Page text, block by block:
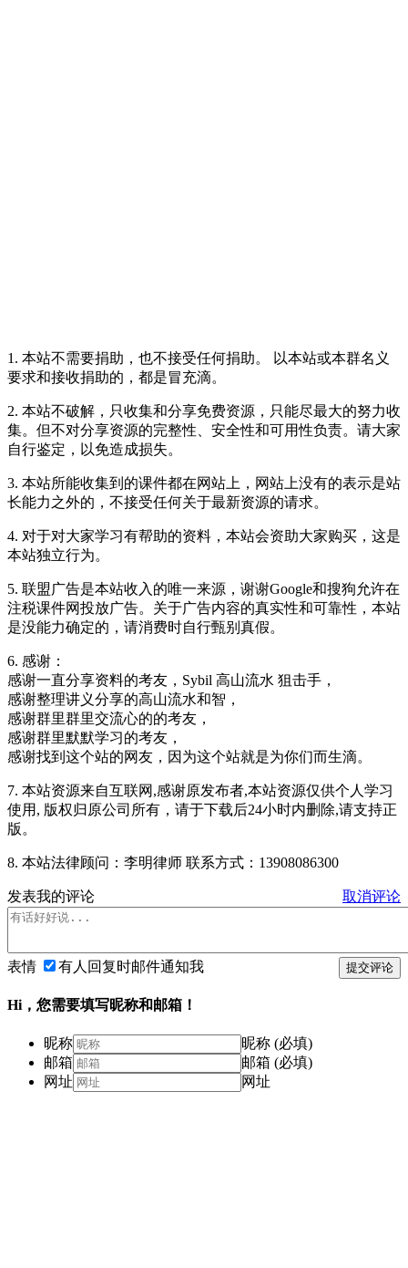
1. 本站不需要捐助，也不接受任何捐助。 以本站或本群名义
要求和接收捐助的，都是冒充滴。
2. 本站不破解，只收集和分享免费资源，只能尽最大的努力收
集。但不对分享资源的完整性、安全性和可用性负责。请大家
自行鉴定，以免造成损失。
3. 本站所能收集到的课件都在网站上，网站上没有的表示是站
长能力之外的，不接受任何关于最新资源的请求。
4. 对于对大家学习有帮助的资料，本站会资助大家购买，这是
本站独立行为。
5. 联盟广告是本站收入的唯一来源，谢谢Google和搜狗允许在
注税课件网投放广告。关于广告内容的真实性和可靠性，本站
是没能力确定的，请消费时自行甄别真假。
6. 感谢：
感谢一直分享资料的考友，Sybil 高山流水 狙击手，
感谢整理讲义分享的高山流水和智，
感谢群里群里交流心的的考友，
感谢群里默默学习的考友，
感谢找到这个站的网友，因为这个站就是为你们而生滴。
7. 本站资源来自互联网,感谢原发布者,本站资源仅供个人学习
使用, 版权归原公司所有，请于下载后24小时内删除,请支持正
版。
8. 本站法律顾问： 李明律师 联系方式： 13908086300
发表我的评论 取消评论
提交评论
表情 有人回复时邮件通知我
Hi，您需要填写昵称和邮箱！
昵称
昵称 (必填)
邮箱
邮箱 (必填)
网址
网址